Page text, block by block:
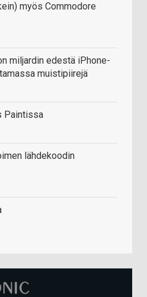
myös Commodore
miljardin edestä iPhone-
muistipiirejä
Paintissa
lähdekoodin